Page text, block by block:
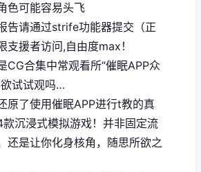
色可能容易头飞
告请通过strife功能器提交（正
支援者访问,自由度max！
CG合集中常观看所“催眠APP众
试试观吗…
原了使用催眠APP进行t教的真
沉浸式模拟游戏！并非固定流
还是让你化身核角，随思所欲之